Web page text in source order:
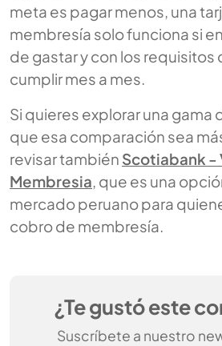
meta es pagar menos, una
membresía solo funciona si
de gastar y con los requisitos
cumplir mes a mes.
Si quieres explorar una gama
que esa comparación sea
revisar también Scotiabank -
Membresia, que es una
mercado peruano para
cobro de membresía.
¿Te gustó este
Suscríbete a nuestro